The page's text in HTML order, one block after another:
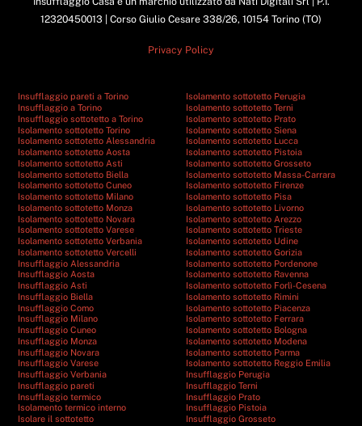
12320450013 | Corso Giulio Cesare 338/26, 10154 Torino (TO)
Privacy Policy
Insufflaggio pareti a Torino
Insufflaggio a Torino
Insufflaggio sottotetto a Torino
Isolamento sottotetto Torino
Isolamento sottotetto Alessandria
Isolamento sottotetto Aosta
Isolamento sottotetto Asti
Isolamento sottotetto Biella
Isolamento sottotetto Cuneo
Isolamento sottotetto Milano
Isolamento sottotetto Monza
Isolamento sottotetto Novara
Isolamento sottotetto Varese
Isolamento sottotetto Verbania
Isolamento sottotetto Vercelli
Insufflaggio Alessandria
Insufflaggio Aosta
Insufflaggio Asti
Insufflaggio Biella
Insufflaggio Como
Insufflaggio Milano
Insufflaggio Cuneo
Insufflaggio Monza
Insufflaggio Novara
Insufflaggio Varese
Insufflaggio Verbania
Insufflaggio pareti
Insufflaggio termico
Isolamento termico interno
Isolare il sottotetto
Isolamento sottotetto Perugia
Isolamento sottotetto Terni
Isolamento sottotetto Prato
Isolamento sottotetto Siena
Isolamento sottotetto Lucca
Isolamento sottotetto Pistoia
Isolamento sottotetto Grosseto
Isolamento sottotetto Massa-Carrara
Isolamento sottotetto Firenze
Isolamento sottotetto Pisa
Isolamento sottotetto Livorno
Isolamento sottotetto Arezzo
Isolamento sottotetto Trieste
Isolamento sottotetto Udine
Isolamento sottotetto Gorizia
Isolamento sottotetto Pordenone
Isolamento sottotetto Ravenna
Isolamento sottotetto Forlì-Cesena
Isolamento sottotetto Rimini
Isolamento sottotetto Piacenza
Isolamento sottotetto Ferrara
Isolamento sottotetto Bologna
Isolamento sottotetto Modena
Isolamento sottotetto Parma
Isolamento sottotetto Reggio Emilia
Insufflaggio Perugia
Insufflaggio Terni
Insufflaggio Prato
Insufflaggio Pistoia
Insufflaggio Grosseto